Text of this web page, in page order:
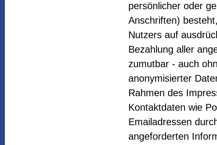
persönlicher oder
Anschriften)
Nutzers auf
Bezahlung aller
zumutbar - auch
anonymisierter
Rahmen des
Kontaktdaten wie
Emailadressen
angeforderten